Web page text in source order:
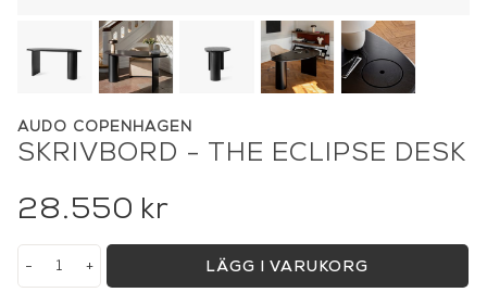
AUDO COPENHAGEN
SKRIVBORD - THE ECLIPSE DESK
28.550 kr
+
- LÄGG I VARUKORG